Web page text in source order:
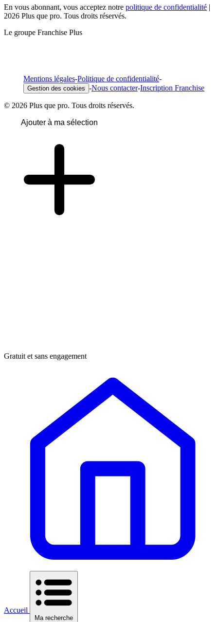
En vous abonnant, vous acceptez notre politique de confidentialité |
2026 Plus que pro. Tous droits réservés.
Le groupe Franchise Plus
Mentions légales-Politique de confidentialité-
Gestion des cookies -Nous contacter-Inscription Franchise
© 2026 Plus que pro. Tous droits réservés.
Ajouter à ma sélection
Gratuit et sans engagement
Accueil
Ma recherche